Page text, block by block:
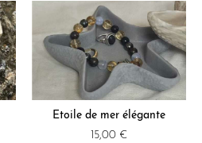
Etoile de mer élégante
15,00 €